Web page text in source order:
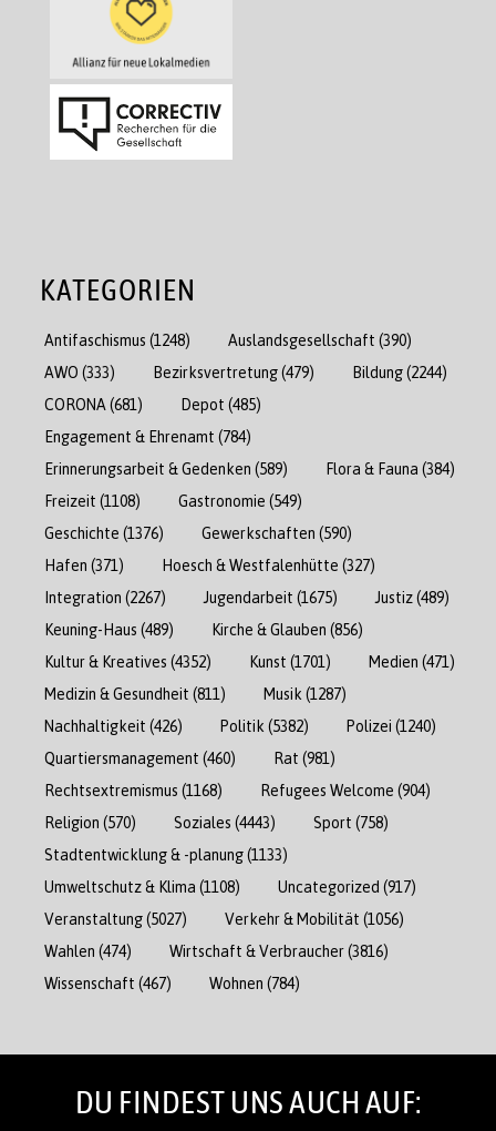
KATEGORIEN
Antifaschismus (1248) Auslandsgesellschaft (390)
AWO (333) Bezirksvertretung(479) Bildung(2244)
CORONA (681) Depot (485)
Engagement & Ehrenamt (784)
Erinnerungsarbeit & Gedenken (589) Flora & Fauna (384)
Freizeit (1108) Gastronomie (549)
Geschichte (1376) Gewerkschaften (590)
Hafen (371) Hoesch & Westfalenhütte (327)
Integration (2267) Jugendarbeit (1675) Justiz(489)
Keuning-Haus (489) Kirche & Glauben (856)
Kultur & Kreatives (4352) Kunst (1701) Medien (471)
Medizin & Gesundheit (811) Musik (1287)
Nachhaltigkeit (426) Politik (5382) Polizei (1240)
Quartiersmanagement (460) Rat (981)
Rechtsextremismus (1168) Refugees Welcome (904)
Religion (570) Soziales (4443) Sport (758)
Stadtentwicklung & -planung(1133)
Umweltschutz & Klima (1108) Uncategorized (917)
Veranstaltung(5027) Verkehr & Mobilität (1056)
Wahlen (474) Wirtschaft & Verbraucher(3816)
Wissenschaft (467) Wohnen (784)
DU FINDEST UNS AUCH AUF: